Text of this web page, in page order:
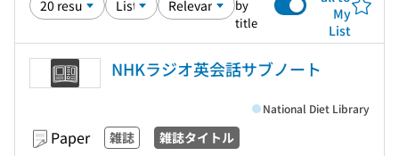
by
title
My
List
NHKラジオ英会話サブノート
Paper 雑誌 雑誌タイトル
National Diet Library